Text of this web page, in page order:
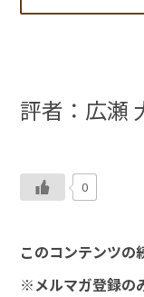
評者：広瀬
0
このコンテンツの
※メルマガ登録の